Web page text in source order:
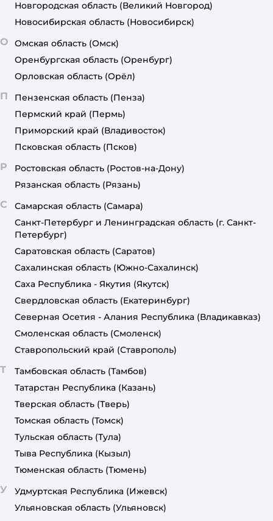
Новгородская область (Великий Новгород)
Новосибирская область (Новосибирск)
О Омская область (Омск)
Оренбургская область (Оренбург)
Орловская область (Орёл)
П Пензенская область (Пенза)
Пермский край (Пермь)
Приморский край (Владивосток)
Псковская область (Псков)
Р Ростовская область (Ростов-на-Дону)
Рязанская область (Рязань)
С Самарская область (Самара)
Санкт-Петербург и Ленинградская область (г. Санкт-
Петербург)
Саратовская область (Саратов)
Сахалинская область (Южно-Сахалинск)
Саха Республика - Якутия (Якутск)
Свердловская область (Екатеринбург)
Северная Осетия - Алания Республика (Владикавказ)
Смоленская область (Смоленск)
Ставропольский край (Ставрополь)
Т Тамбовская область (Тамбов)
Татарстан Республика (Казань)
Тверская область (Тверь)
Томская область (Томск)
Тульская область (Тула)
Тыва Республика (Кызыл)
Тюменская область (Тюмень)
У Удмуртская Республика (Ижевск)
Ульяновская область (Ульяновск)